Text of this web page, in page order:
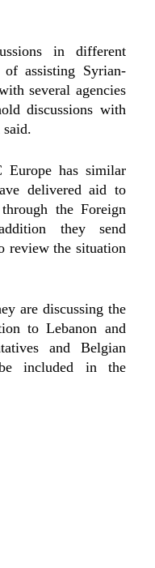
in different
assisting Syrian-
several agencies
discussions with
has similar
delivered aid to
the Foreign
they send
review the situation
are discussing the
to Lebanon and
and Belgian
included in the